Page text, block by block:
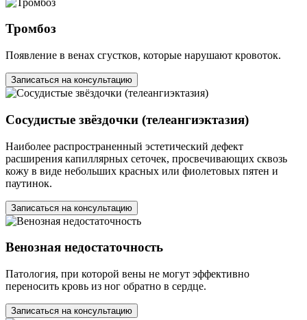
Тромбоз
Появление в венах сгустков, которые нарушают кровоток.
Записаться на консультацию
Сосудистые звёздочки (телеангиэктазия)
Наиболее распространенный эстетический дефект
расширения капиллярных сеточек, просвечивающих сквозь
кожу в виде небольших красных или фиолетовых пятен и
паутинок.
Записаться на консультацию
Венозная недостаточность
Патология, при которой вены не могут эффективно
переносить кровь из ног обратно в сердце.
Записаться на консультацию